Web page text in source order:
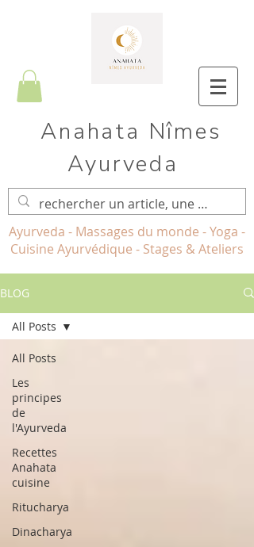
Anahata Nîmes
Ayurveda
Ayurveda - Massages du monde - Yoga -
Cuisine Ayurvédique - Stages & Ateliers
BLOG
All Posts
Les
principes
de
l'Ayurveda
Recettes
Anahata
cuisine
Ritucharya
Dinacharya
All Posts